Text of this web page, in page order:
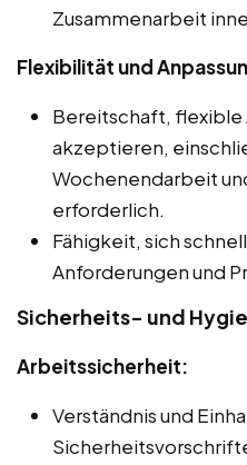
Zusammenarbeit
Flexibilität und
Bereitschaft, flexible
akzeptieren,
Wochenendarbeit
erforderlich.
Fähigkeit, sich
Anforderungen und
Sicherheits- und
Arbeitssicherheit:
Verständnis und